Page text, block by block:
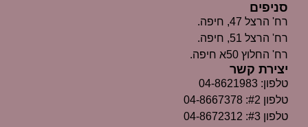
סניפים
רח' הרצל 47, חיפה.
רח' הרצל 51, חיפה.
רח' החלוץ 50א חיפה.
יצירת קשר
טלפון: 04-8621983
טלפון #2: 04-8667378
טלפון #3: 04-8672312